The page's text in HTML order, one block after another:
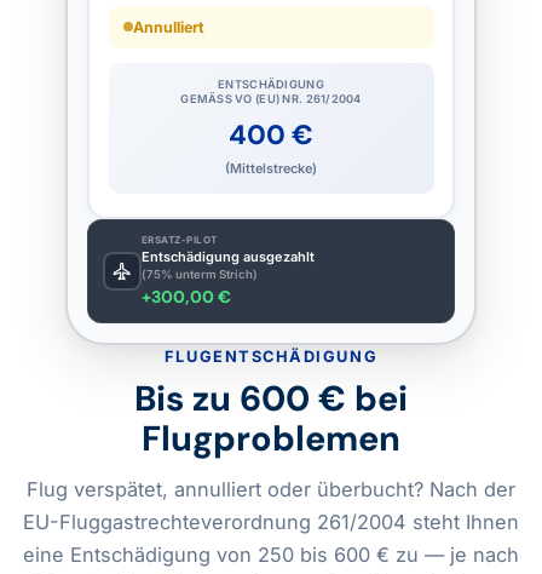
Annulliert
ENTSCHÄDIGUNG
GEMÄSS VO (EU) NR. 261/2004
400 €
(Mittelstrecke)
ERSATZ-PILOT
Entschädigung ausgezahlt
(75% unterm Strich)
+300,00 €
FLUGENTSCHÄDIGUNG
Bis zu 600 € bei
Flugproblemen
Flug verspätet, annulliert oder überbucht? Nach der
EU-Fluggastrechteverordnung 261/2004 steht Ihnen
eine Entschädigung von 250 bis 600 € zu — je nach